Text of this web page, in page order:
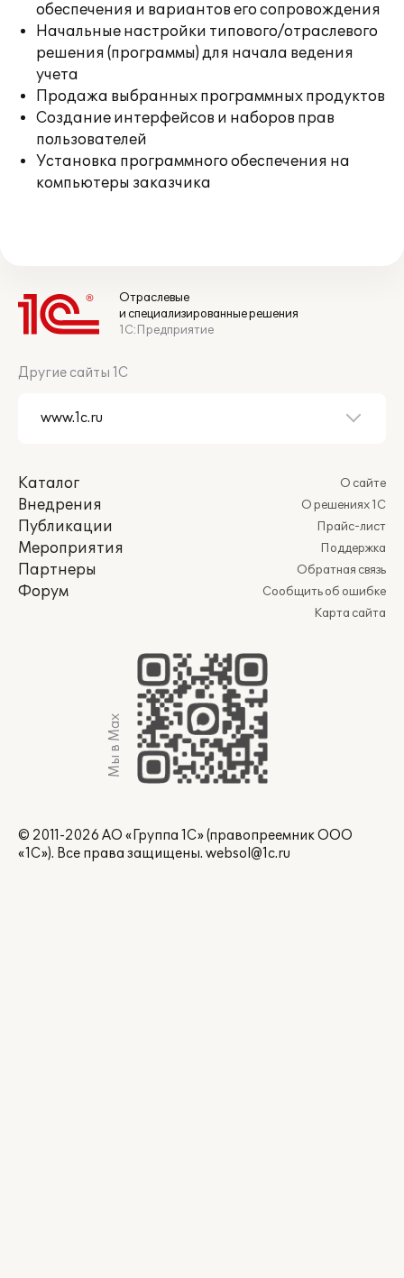
обеспечения и вариантов его сопровождения
Начальные настройки типового/отраслевого
решения (программы) для начала ведения
учета
Продажа выбранных программных продуктов
Создание интерфейсов и наборов прав
пользователей
Установка программного обеспечения на
компьютеры заказчика
Отраслевые
и специализированные решения
1С:Предприятие
Другие сайты 1С
Каталог
Внедрения
Публикации
Мероприятия
Партнеры
Форум
О сайте
О решениях 1С
Прайс-лист
Поддержка
Обратная связь
Сообщить об ошибке
Карта сайта
Мы в Max
© 2011-2026 АО «Группа 1С» (правопреемник ООО
«1С»). Все права защищены. websol@1c.ru